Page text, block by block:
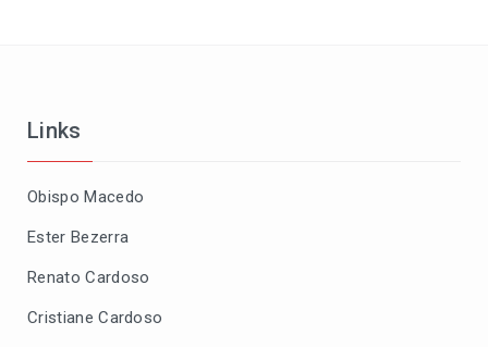
Links
Obispo Macedo
Ester Bezerra
Renato Cardoso
Cristiane Cardoso